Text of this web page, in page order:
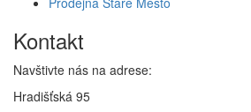
Kontakt
Navštivte nás na adrese:
Hradišťská 95